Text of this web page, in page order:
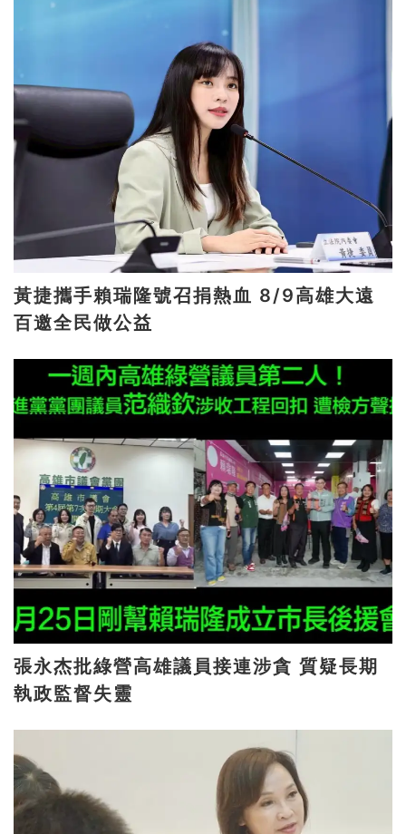
黃捷攜手賴瑞隆號召捐熱血 8/9高雄大遠
百邀全民做公益
張永杰批綠營高雄議員接連涉貪 質疑長期
執政監督失靈